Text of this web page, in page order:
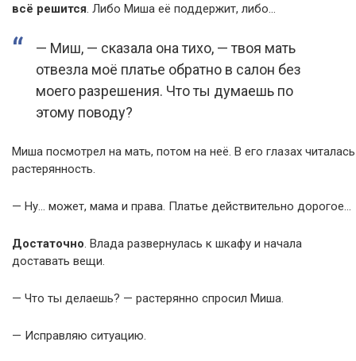
всё решится. Либо Миша её поддержит, либо…
— Миш, — сказала она тихо, — твоя мать
отвезла моё платье обратно в салон без
моего разрешения. Что ты думаешь по
этому поводу?
Миша посмотрел на мать, потом на неё. В его глазах читалась
растерянность.
— Ну… может, мама и права. Платье действительно дорогое…
Достаточно. Влада развернулась к шкафу и начала
доставать вещи.
— Что ты делаешь? — растерянно спросил Миша.
— Исправляю ситуацию.